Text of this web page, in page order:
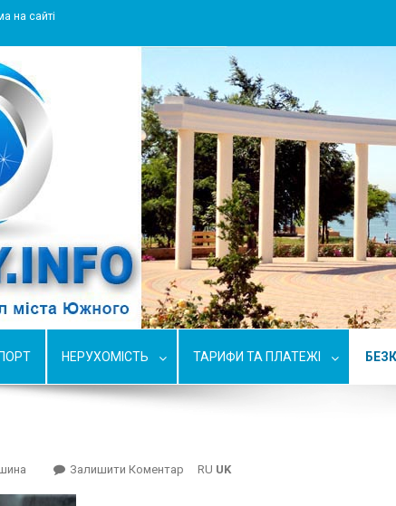
на сайті
Южный
НЕРУХОМІСТЬ ТАРИФИ ТА ПЛАТЕЖІ
Залишити Коментар RU UK